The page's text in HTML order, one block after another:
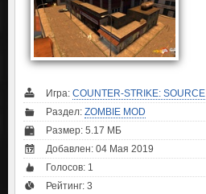
Игра: COUNTER-STRIKE: SOURCE
Раздел: ZOMBIE MOD
Размер: 5.17 МБ
Добавлен: 04 Мая 2019
Голосов: 1
Рейтинг: 3